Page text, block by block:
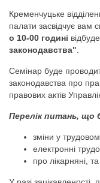
Кременчуцьке
палати засвідчує вам
о 10-00 годині
законодавства".
Семінар буде
законодавства про
правових актів
Перелік питань, що
зміни у
електронні
про лікарняні,